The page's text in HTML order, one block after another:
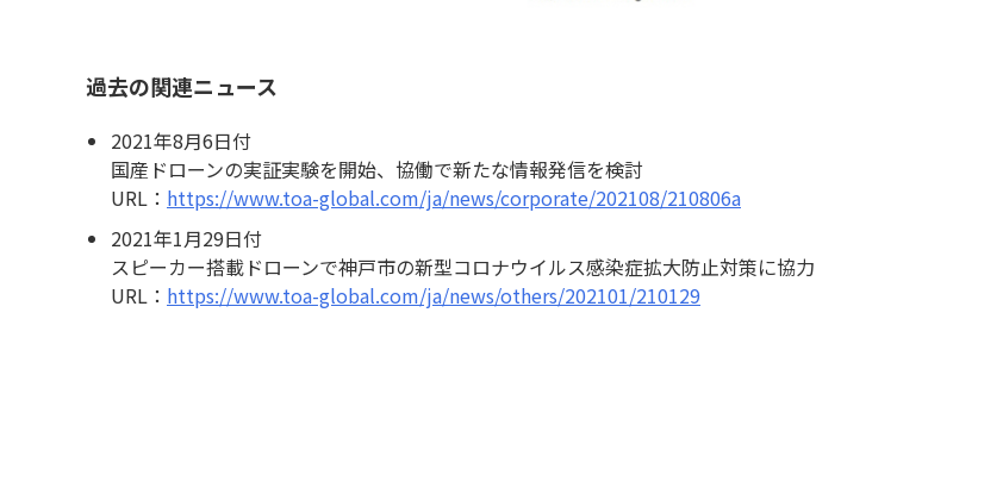
過去の関連ニュース
2021年8月6日付
国産ドローンの実証実験を開始、協働で新たな情報発信を検討
URL： https://www.toa-global.com/ja/news/corporate/202108/210806a
2021年1月29日付
スピーカー搭載ドローンで神戸市の新型コロナウイルス感染症拡大防止対策に協力
URL： https://www.toa-global.com/ja/news/others/202101/210129